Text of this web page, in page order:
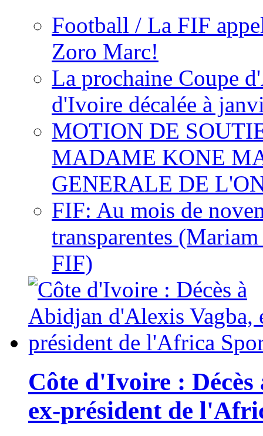
Football / La FIF
Zoro Marc!
La prochaine Coupe
d'Ivoire décalée à
MOTION DE
MADAME KONE
GENERALE DE
FIF: Au mois de
transparentes
FIF)
Côte d'Ivoire :
ex-président de